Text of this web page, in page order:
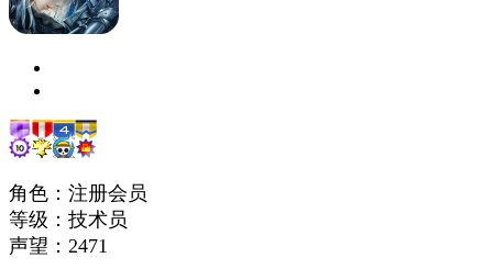
角色：注册会员
等级：技术员
声望： 2471